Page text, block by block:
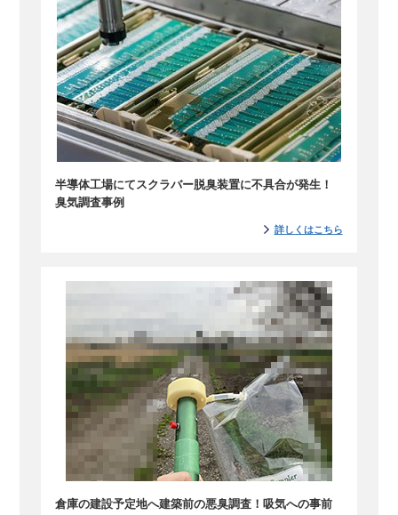
半導体工場にてスクラバー脱臭装置に不具合が発生！
臭気調査事例
詳しくはこちら
倉庫の建設予定地へ建築前の悪臭調査！吸気への事前